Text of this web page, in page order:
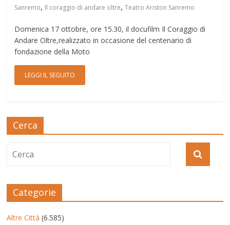
Sanremo, Il coraggio di andare oltre,Teatro Ariston Sanremo
Domenica 17 ottobre, ore 15.30, il docufilm Il Coraggio di
Andare Oltre,realizzato in occasione del centenario di
fondazione della Moto
LEGGI IL SEGUITO
Cerca
Categorie
Altre Città (6.585)